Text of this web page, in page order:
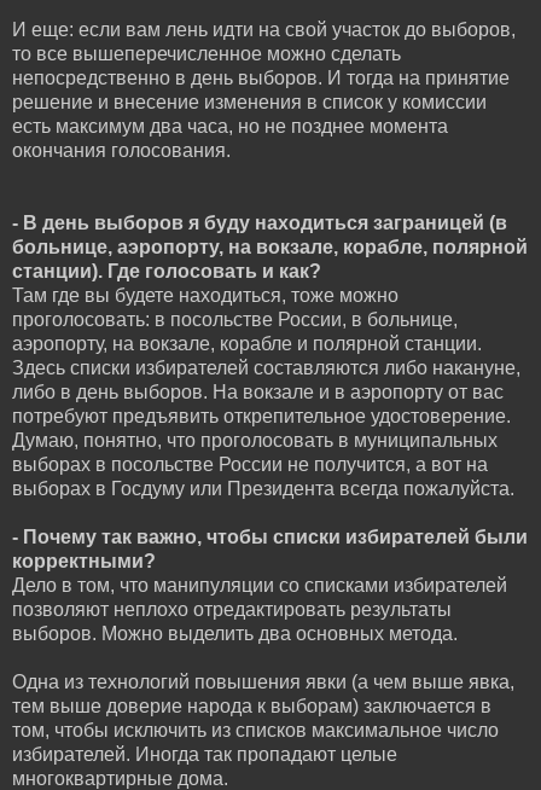
И еще: если вам лень идти на свой участок до выборов,
то все вышеперечисленное можно сделать
непосредственно в день выборов. И тогда на принятие
решение и внесение изменения в список у комиссии
есть максимум два часа, но не позднее момента
окончания голосования.
- В день выборов я буду находиться заграницей (в
больнице, аэропорту, на вокзале, корабле, полярной
станции). Где голосовать и как?
Там где вы будете находиться, тоже можно
проголосовать: в посольстве России, в больнице,
аэропорту, на вокзале, корабле и полярной станции.
Здесь списки избирателей составляются либо накануне,
либо в день выборов. На вокзале и в аэропорту от вас
потребуют предъявить открепительное удостоверение.
Думаю, понятно, что проголосовать в муниципальных
выборах в посольстве России не получится, а вот на
выборах в Госдуму или Президента всегда пожалуйста.
- Почему так важно, чтобы списки избирателей были
корректными?
Дело в том, что манипуляции со списками избирателей
позволяют неплохо отредактировать результаты
выборов. Можно выделить два основных метода.
Одна из технологий повышения явки (а чем выше явка,
тем выше доверие народа к выборам) заключается в
том, чтобы исключить из списков максимальное число
избирателей. Иногда так пропадают целые
многоквартирные дома.